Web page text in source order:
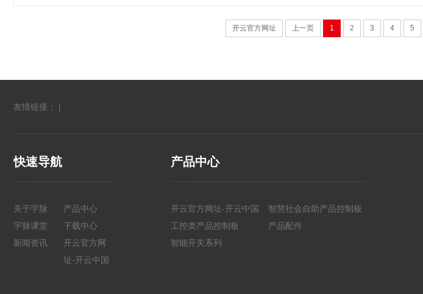
开云官方网址 上一页 1 2 3 4 5
友情链接： |
快速导航
关于宇脉
产品中心
宇脉课堂
下载中心
新闻资讯
开云官方网
址-开云中国
产品中心
开云官方网址-开云中国
智慧社会自助产品控制板
工控类产品控制板
产品配件
智能开关系列